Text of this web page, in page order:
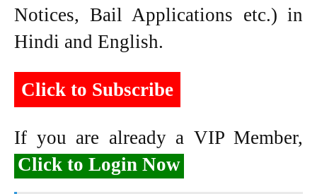
Notices, Bail Applications etc.) in
Hindi and English.
Click to Subscribe
If you are already a VIP Member,
Click to Login Now